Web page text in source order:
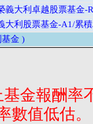
義大利卓越股票基金-
大利股票基金-A1/累
金 )
基金報酬率
數值低估。